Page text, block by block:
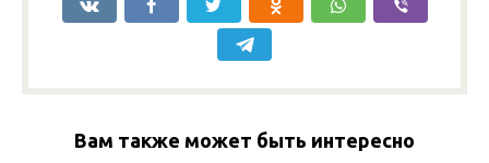
Вам также может быть интересно